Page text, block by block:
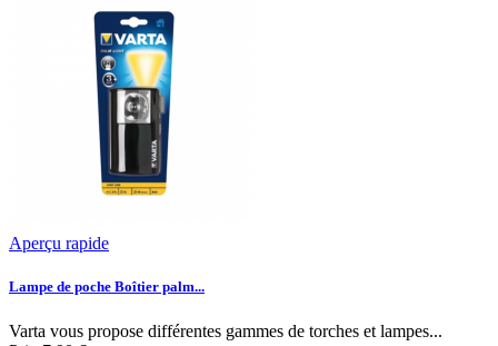
Aperçu rapide
Lampe de poche Boîtier palm...
Varta vous propose différentes gammes de torches et lampes...